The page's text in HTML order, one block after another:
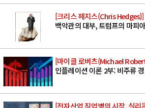
[크리스 헤지스(Chris Hedges)]
백악관의 대부, 트럼프의 마피
[마이클 로버츠(Michael
인플레이션 이론 2부: 비주류
[전자산업 직업병의 시작, 실리